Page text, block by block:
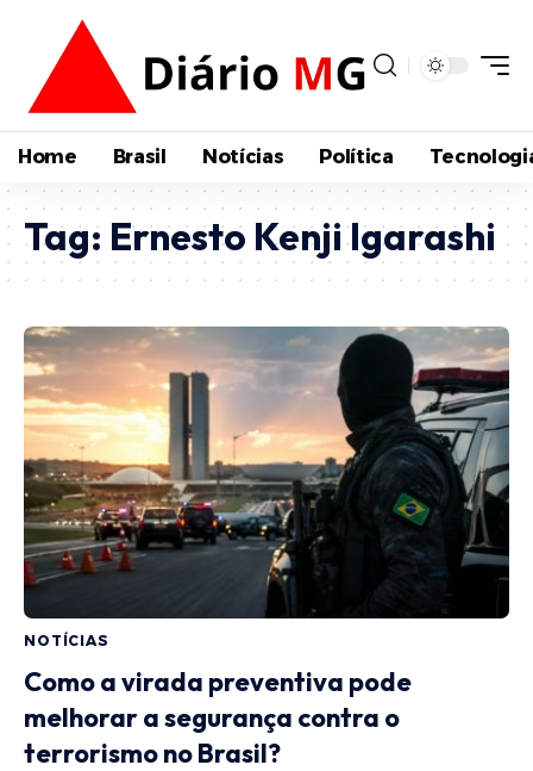
Home Brasil Notícias Política
Tag: Ernesto Kenji Igarashi
NOTÍCIAS
Como a virada preventiva pode
melhorar a segurança contra o
terrorismo no Brasil?